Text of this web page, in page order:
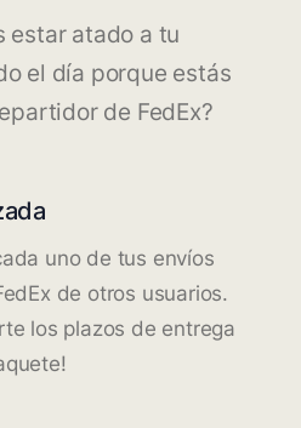
estar atado a tu
el día porque estás
de FedEx?
uno de tus envíos
de otros usuarios.
los plazos de entrega